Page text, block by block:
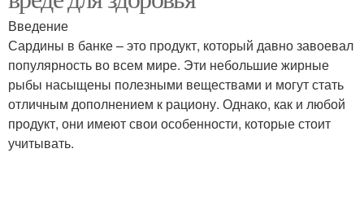
Введение
Сардины в банке – это продукт, который давно завоевал
популярность во всем мире. Эти небольшие жирные
рыбы насыщены полезными веществами и могут стать
отличным дополнением к рациону. Однако, как и любой
продукт, они имеют свои особенности, которые стоит
учитывать.